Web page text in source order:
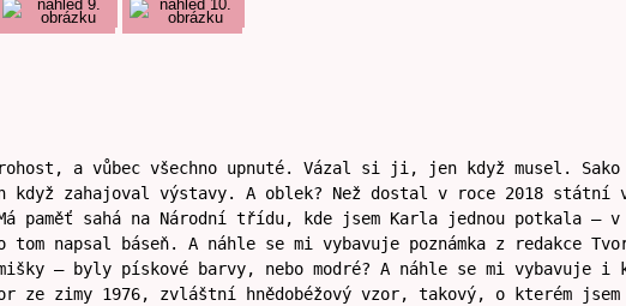
a vůbec všechno upnuté. Vázal si ji, jen když musel.
zahajoval výstavy. A oblek? Než dostal v roce 2018 státní
paměť sahá na Národní třídu, kde jsem Karla jednou potkala –
napsal báseň. A náhle se mi vybavuje poznámka z redakce
– byly pískové barvy, nebo modré? A náhle se mi vybavuje
zimy 1976, zvláštní hnědobéžový vzor, takový, o kterém